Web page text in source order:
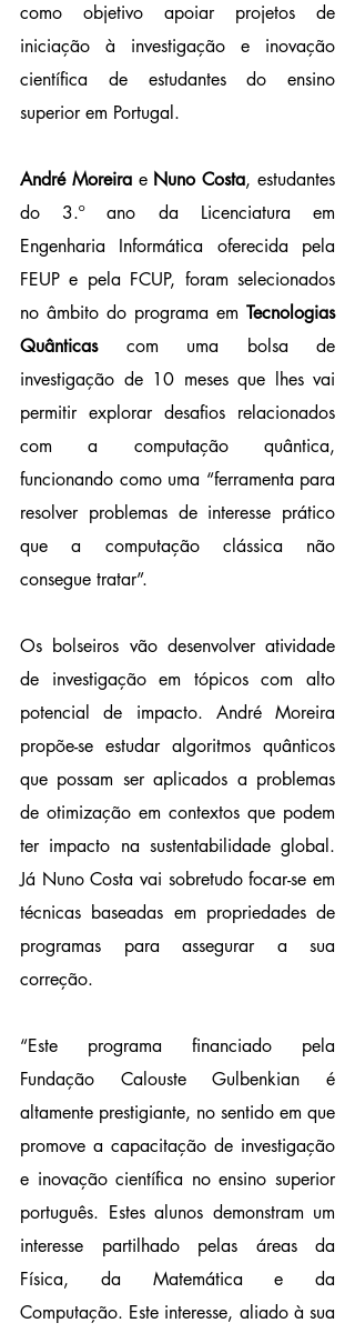
como objetivo apoiar projetos de
iniciação à investigação e inovação
científica de estudantes do ensino
superior em Portugal.
André Moreira e Nuno Costa, estudantes
do 3.º ano da Licenciatura em
Engenharia Informática oferecida pela
FEUP e pela FCUP, foram selecionados
no âmbito do programa em Tecnologias
Quânticas com uma bolsa de
investigação de 10 meses que lhes vai
permitir explorar desafios relacionados
com a computação quântica,
funcionando como uma “ferramenta para
resolver problemas de interesse prático
que a computação clássica não
consegue tratar”.
Os bolseiros vão desenvolver atividade
de investigação em tópicos com alto
potencial de impacto. André Moreira
propõe-se estudar algoritmos quânticos
que possam ser aplicados a problemas
de otimização em contextos que podem
ter impacto na sustentabilidade global.
Já Nuno Costa vai sobretudo focar-se em
técnicas baseadas em propriedades de
programas para assegurar a sua
correção.
“Este programa financiado pela
Fundação Calouste Gulbenkian é
altamente prestigiante, no sentido em que
promove a capacitação de investigação
e inovação científica no ensino superior
português. Estes alunos demonstram um
interesse partilhado pelas áreas da
Física, da Matemática e da
Computação. Este interesse, aliado à sua